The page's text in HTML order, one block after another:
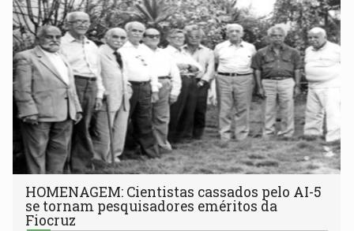
HOMENAGEM: Cientistas cassados pelo AI-5
se tornam pesquisadores eméritos da
Fiocruz